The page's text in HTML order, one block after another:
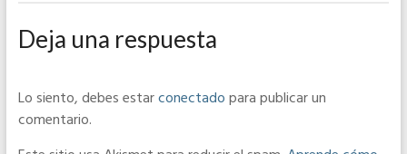
Deja una respuesta
Lo siento, debes estarconectadopara publicar un
comentario.